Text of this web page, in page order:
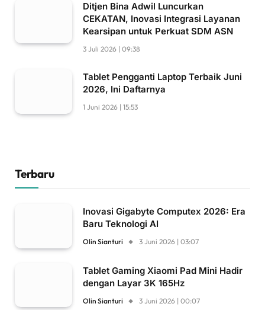
Ditjen Bina Adwil Luncurkan
CEKATAN, Inovasi Integrasi Layanan
Kearsipan untuk Perkuat SDM ASN
3 Juli 2026 | 09:38
Tablet Pengganti Laptop Terbaik Juni
2026, Ini Daftarnya
1 Juni 2026 | 15:53
Terbaru
Inovasi Gigabyte Computex 2026: Era
Baru Teknologi AI
Olin Sianturi 3 Juni 2026 | 03:07
Tablet Gaming Xiaomi Pad Mini Hadir
dengan Layar 3K 165Hz
Olin Sianturi 3 Juni 2026 | 00:07